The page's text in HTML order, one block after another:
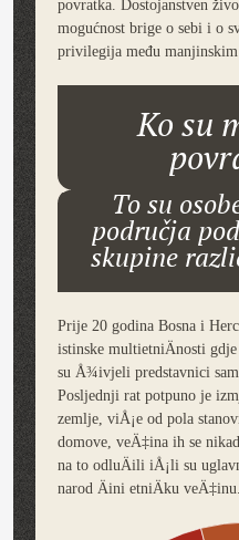
povratka. Dostojanstven
mogućnost brige o sebi i o
privilegija među
Ko su
To su
područja
skupine
Prije 20 godina Bosna i
istinske multietniÄnosti
su Å¾ivjeli predstavnici
Posljednji rat potpuno je
zemlje, viÅ¡e od pola
domove, veÄ‡ina ih se
na to odluÄili iÅ¡li su
narod Äini etniÄku veÄ‡inu.